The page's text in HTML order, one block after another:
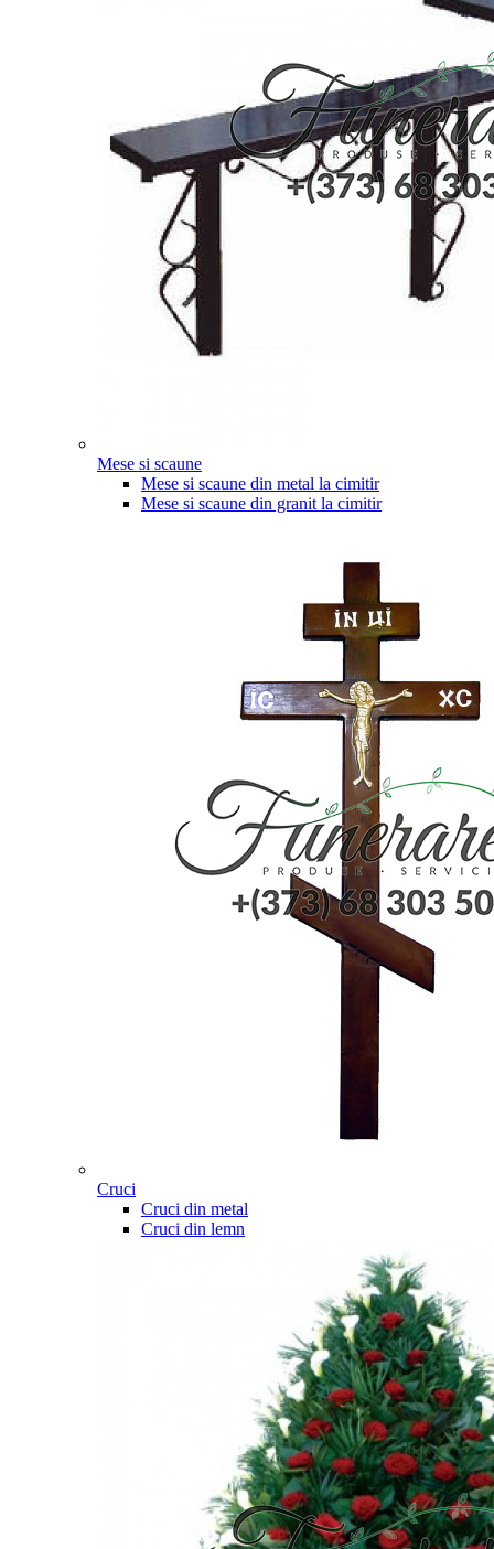
Mese si scaune
Mese si scaune din metal la cimitir
Mese si scaune din granit la cimitir
Cruci
Cruci din metal
Cruci din lemn